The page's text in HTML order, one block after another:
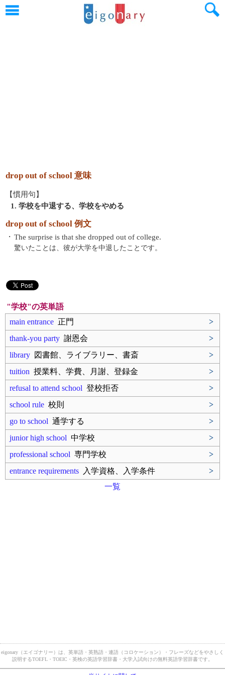
drop out of school 意味
【慣用句】
1. 学校を中退する、学校をやめる
drop out of school 例文
・ The surprise is that she dropped out of college.
驚いたことは、彼が大学を中退したことです。
"学校"の英単語
main entrance 正門
>
thank-you party 謝恩会
>
library 図書館、ライブラリー、書斎
>
tuition 授業料、学費、月謝、登録金
>
refusal to attend school 登校拒否
>
school rule 校則
>
go to school 通学する
>
junior high school 中学校
>
professional school 専門学校
>
entrance requirements 入学資格、入学条件
>
一覧
eigonary（エイゴナリー）は、英単語・英熟語・連語（コロケーション）・フレーズなどをやさしく
説明するTOEFL・TOEIC・英検の英語学習辞書・大学入試向けの無料英語学習辞書です。